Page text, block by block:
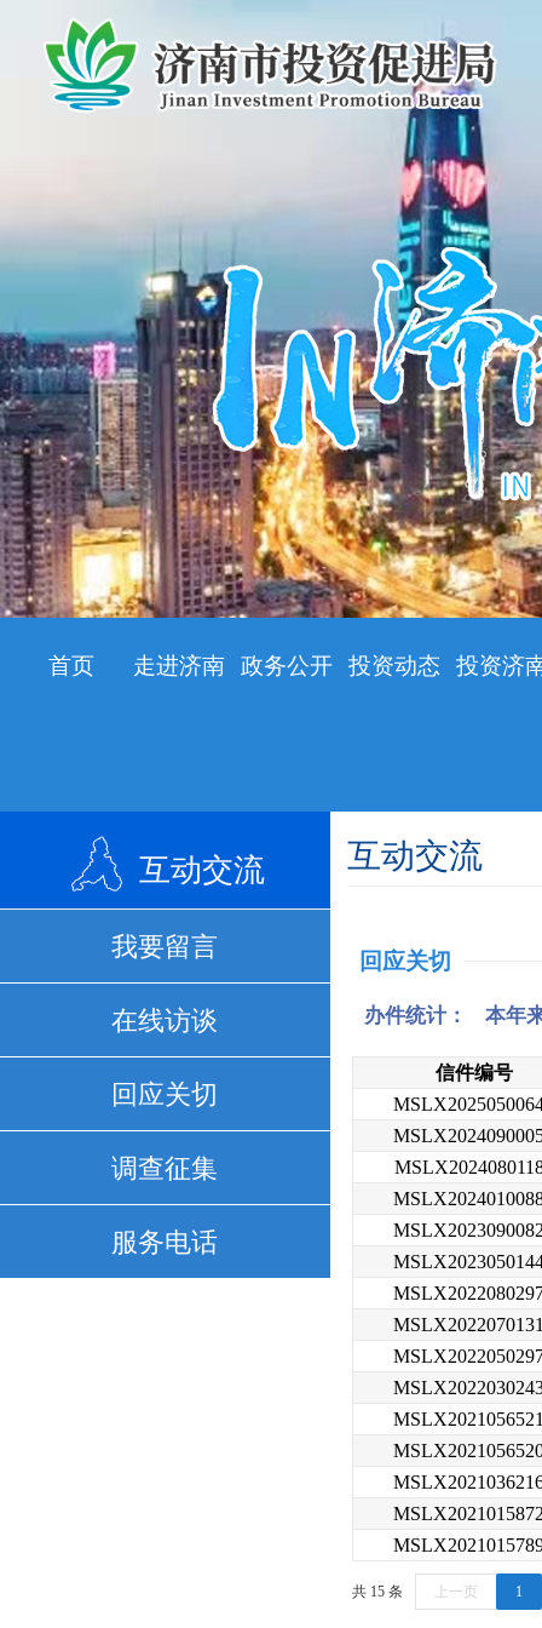
首页 走进济南 政务公开 投资动态 投资济
互动交流
我要留言
在线访谈
回应关切
调查征集
服务电话
互动交流
回应关切